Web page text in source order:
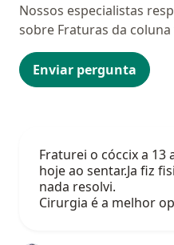
Enviar pergunta
Nossos especialistas
sobre Fraturas da
Fraturei o cóccix a 13
hoje ao sentar.Ja fiz
nada resolvi.
Cirurgia é a melhor